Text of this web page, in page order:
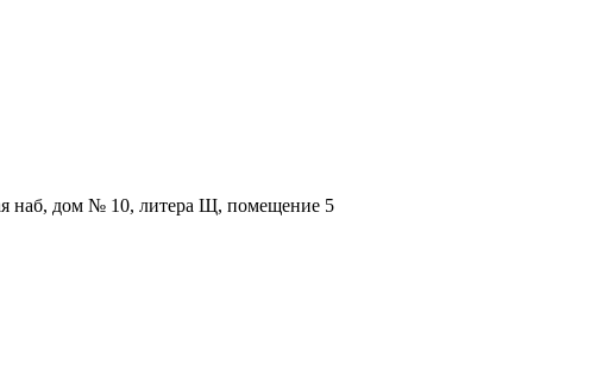
наб, дом № 10, литера Щ, помещение 5